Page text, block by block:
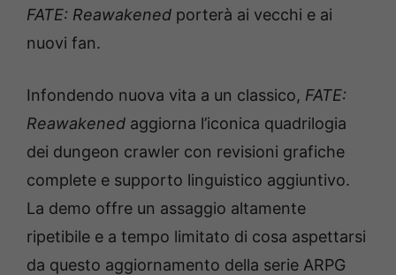
FATE: Reawakened porterà ai vecchi e ai
nuovi fan.
Infondendo nuova vita a un classico, FATE:
Reawakened aggiorna l’iconica quadrilogia
dei dungeon crawler con revisioni grafiche
complete e supporto linguistico aggiuntivo.
La demo offre un assaggio altamente
ripetibile e a tempo limitato di cosa aspettarsi
da questo aggiornamento della serie ARPG